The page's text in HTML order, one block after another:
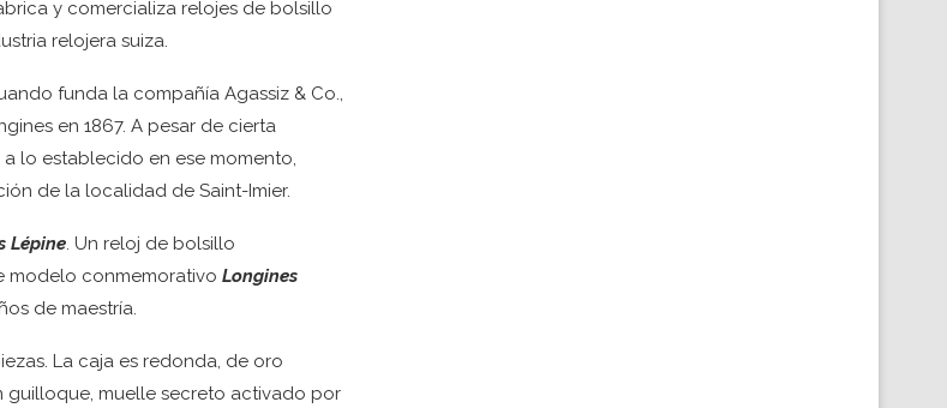
y comercializa relojes de bolsillo
relojera suiza.
funda la compañía Agassiz & Co.,
en 1867. A pesar de cierta
lo establecido en ese momento,
de la localidad de Saint-Imier.
Lépine. Un reloj de bolsillo
modelo conmemorativo Longines
de maestría.
La caja es redonda, de oro
guilloque, muelle secreto activado por